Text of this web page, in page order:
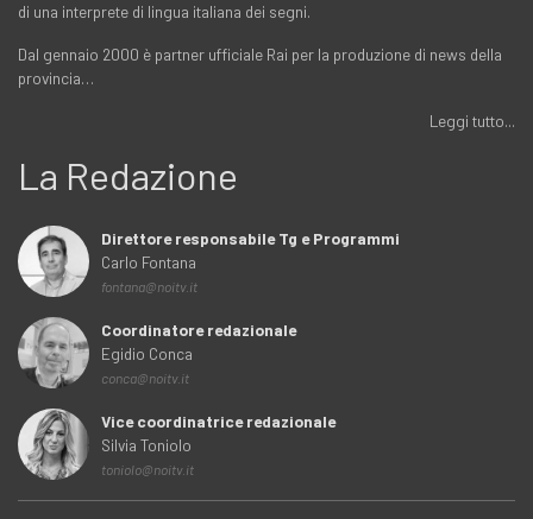
di una interprete di lingua italiana dei segni.
Dal gennaio 2000 è partner ufficiale Rai per la produzione di news della
provincia…
Leggi tutto...
La Redazione
Direttore responsabile Tg e Programmi
Carlo Fontana
fontana@noitv.it
Coordinatore redazionale
Egidio Conca
conca@noitv.it
Vice coordinatrice redazionale
Silvia Toniolo
toniolo@noitv.it